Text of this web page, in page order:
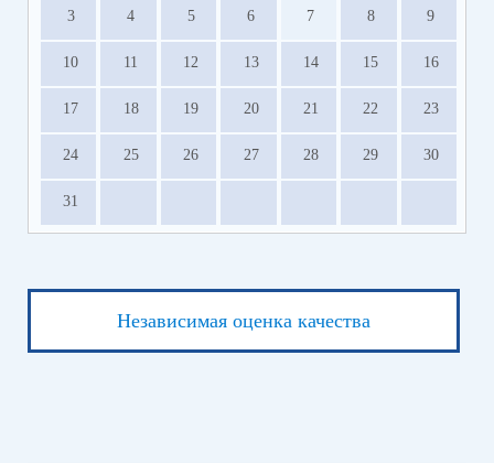
3 4 5 6 7 8 9
10 11 12 13 14 15 16
17 18 19 20 21 22 23
24 25 26 27 28 29 30
31
Независимая оценка качества